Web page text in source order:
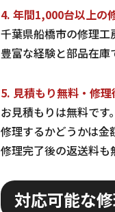
4. 年間1,000台以上の
千葉県船橋市の修理工
豊富な経験と部品在庫
5. 見積もり無料・修
お見積もりは無料です。
修理するかどうかは金
修理完了後の返送料も
対応可能な